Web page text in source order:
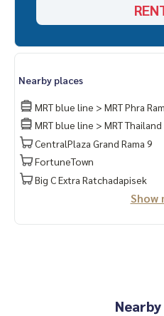
Nearby places
MRT blue line > MRT Phra
MRT blue line > MRT
CentralPlaza Grand Rama 9
FortuneTown
Big C Extra Ratchadapisek
Show